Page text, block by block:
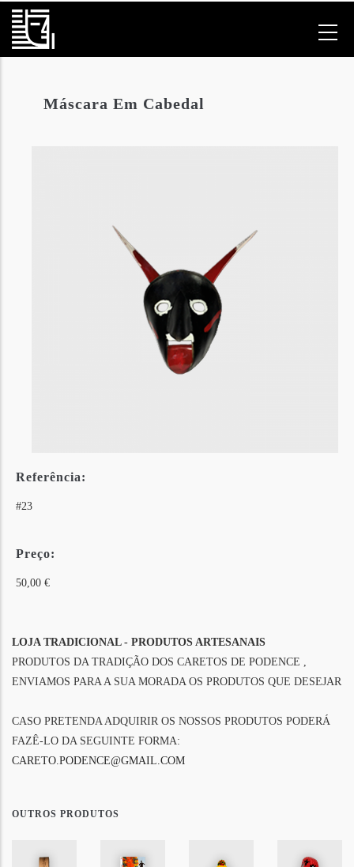
Passar
para
Máscara Em Cabedal
Referência:
#23
Preço:
50,00 €
LOJA TRADICIONAL - PRODUTOS ARTESANAIS
PRODUTOS DA TRADIÇÃO DOS CARETOS DE PODENCE ,
ENVIAMOS PARA A SUA MORADA OS PRODUTOS QUE DESEJAR
CASO PRETENDA ADQUIRIR OS NOSSOS PRODUTOS PODERÁ
FAZÊ-LO DA SEGUINTE FORMA:
CARETO.PODENCE@GMAIL.COM
OUTROS PRODUTOS